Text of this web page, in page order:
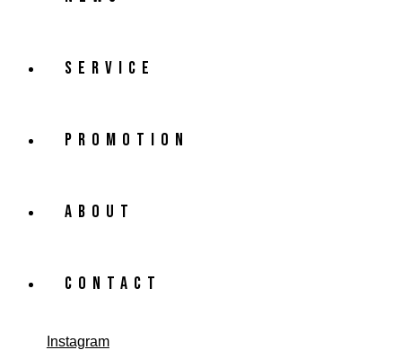
SERVICE
PROMOTION
ABOUT
CONTACT
Instagram